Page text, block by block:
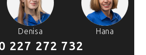
Denisa Hana
227 272 732